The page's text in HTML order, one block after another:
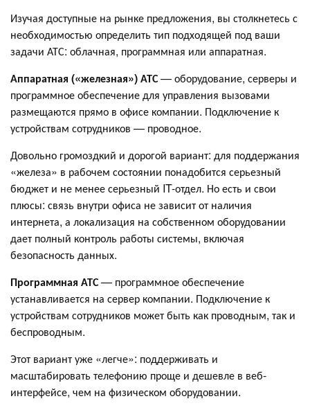
Изучая доступные на рынке предложения, вы столкнетесь с
необходимостью определить тип подходящей под ваши
задачи АТС: облачная, программная или аппаратная.
Аппаратная («железная») АТС— оборудование, серверы и
программное обеспечение для управления вызовами
размещаются прямо в офисе компании. Подключение к
устройствам сотрудников — проводное.
Довольно громоздкий и дорогой вариант: для поддержания
«железа» в рабочем состоянии понадобится серьезный
бюджет и не менее серьезный IT-отдел. Но есть и свои
плюсы: связь внутри офиса не зависит от наличия
интернета, а локализация на собственном оборудовании
дает полный контроль работы системы, включая
безопасность данных.
Программная АТС— программное обеспечение
устанавливается на сервер компании. Подключение к
устройствам сотрудников может быть как проводным, так и
беспроводным.
Этот вариант уже «легче»: поддерживать и
масштабировать телефонию проще и дешевле в веб-
интерфейсе, чем на физическом оборудовании.